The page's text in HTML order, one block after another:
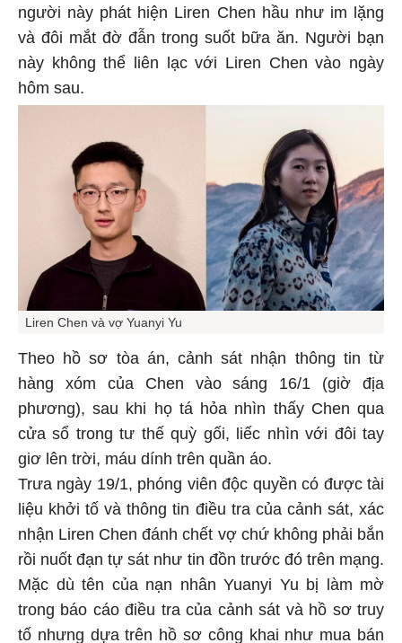
người này phát hiện Liren Chen hầu như im lặng
và đôi mắt đờ đẫn trong suốt bữa ăn. Người bạn
này không thể liên lạc với Liren Chen vào ngày
hôm sau.
Liren Chen và vợ Yuanyi Yu
Theo hồ sơ tòa án, cảnh sát nhận thông tin từ
hàng xóm của Chen vào sáng 16/1 (giờ địa
phương), sau khi họ tá hỏa nhìn thấy Chen qua
cửa sổ trong tư thế quỳ gối, liếc nhìn với đôi tay
giơ lên trời, máu dính trên quần áo.
Trưa ngày 19/1, phóng viên độc quyền có được tài
liệu khởi tố và thông tin điều tra của cảnh sát, xác
nhận Liren Chen đánh chết vợ chứ không phải bắn
rồi nuốt đạn tự sát như tin đồn trước đó trên mạng.
Mặc dù tên của nạn nhân Yuanyi Yu bị làm mờ
trong báo cáo điều tra của cảnh sát và hồ sơ truy
tố nhưng dựa trên hồ sơ công khai như mua bán